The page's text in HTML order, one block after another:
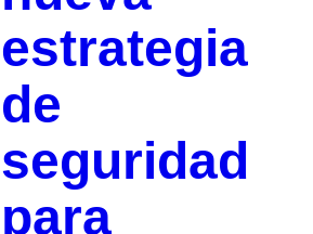
estrategia
de
seguridad
para